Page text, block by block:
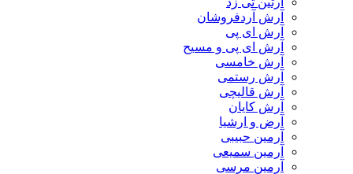
آرش آردفروشان
آرش ای پی
آرش ای پی و مسیح
آرش خامسی
آرش رستمی
آرش قالیچی
آرش کایان
​آرض و ارشیا
آرمین حبیبی
آرمین سمیعی
آرمین مرسی